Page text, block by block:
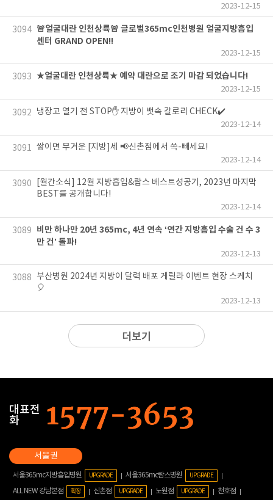
2023-12-15
3094 🚨얼굴대란 인천상륙🚨 글로벌365mc인천병원 얼굴지방흡입
센터 GRAND OPEN!!
2023-12-15
3093 ★얼굴대란 인천상륙★ 예약 대란으로 조기 마감 되었습니다!
2023-12-15
3092 냉장고 열기 전 STOP✋ 지방이 뱃속 칼로리 CHECK✔️
2023-12-14
3091 쌓이면 무거운 [지방]세 📢신촌점에서 쏙-빼세요!
2023-12-14
3090
[월간소식] 12월 지방흡입&람스 베스트성공기, 2023년 마지막
BEST를 공개합니다!
2023-12-14
3089
비만 하나만 20년 365mc, 4년 연속 ‘연간 지방흡입 수술 건 수 3
만 건’ 돌파!
2023-12-13
3088 부산병원 2024년 지방이 달력 배포 게릴라 이벤트 현장 스케치
🎈
2023-12-13
더보기
대표전
화
서울365mc지방흡입병원 UPGRADE 서울365mc람스병원 UPGRADE
ALL NEW 강남본점 확장 신촌점 UPGRADE 노원점 UPGRADE
천호점